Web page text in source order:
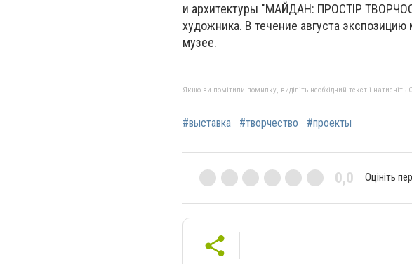
и архитектуры "МАЙДАН: ПРОСТІР
художника. В течение августа
музее.
Якщо ви помітили помилку, виділіть необхідний текст і
#выставка #творчество #проекты
0,0 Оцініть